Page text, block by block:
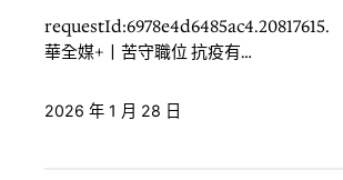
華全媒+丨苦守職位 抗疫有…
2026 年 1 月 28 日